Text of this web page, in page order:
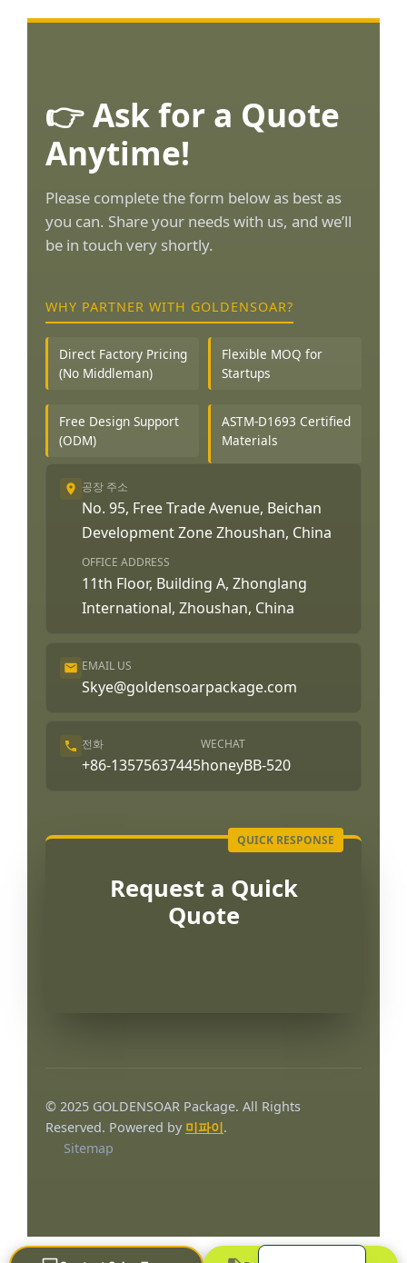
👉 Ask for a Quote
Anytime!
Please complete the form below as best as
you can. Share your needs with us, and we’ll
be in touch very shortly.
WHY PARTNER WITH GOLDENSOAR?
Direct Factory Pricing
(No Middleman)
Flexible MOQ for
Startups
Free Design Support
(ODM)
ASTM-D1693 Certified
Materials
공장 주소
No. 95, Free Trade Avenue, Beichan
Development Zone Zhoushan, China
OFFICE ADDRESS
11th Floor, Building A, Zhonglang
International, Zhoushan, China
EMAIL US
Skye@goldensoarpackage.com
전화
+86-13575637445
WECHAT
honeyBB-520
Request a Quick
Quote
© 2025 GOLDENSOAR Package. All Rights
Reserved. Powered by 미파이.
Sitemap
English